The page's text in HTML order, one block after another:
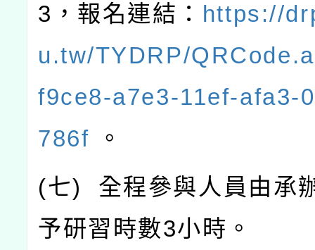
3 ，報名連結： https://
u.tw/TYDRP/
f9ce8-a7e3-11ef-afa3-
786f
。
(七) 全程參與人員由承
予研習時數3小時。